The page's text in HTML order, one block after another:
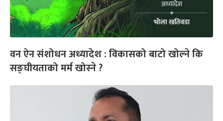
वन ऐन संशोधन अध्यादेश : विकासको बाटो खोल्ने कि
सङ्घीयताको मर्म खोस्ने ?